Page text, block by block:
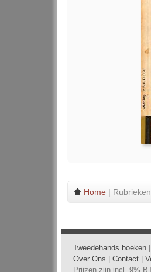
Home |
Tweedehands boeken
Over Ons
Contact
Prijzen zijn incl. 9%